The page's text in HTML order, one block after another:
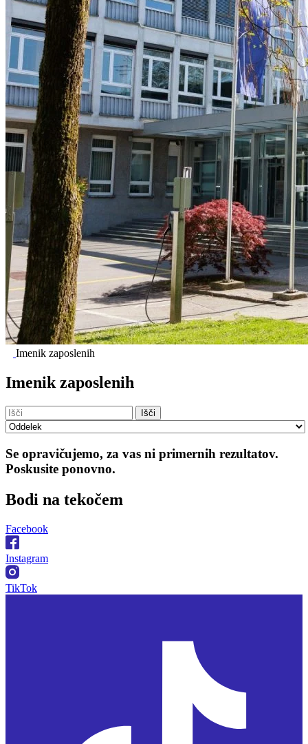
Imenik zaposlenih
Imenik zaposlenih
Išči
Se opravičujemo, za vas ni primernih rezultatov.
Poskusite ponovno.
Bodi na tekočem
Facebook
Instagram
TikTok